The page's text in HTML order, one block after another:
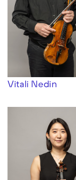
Vitali Nedin